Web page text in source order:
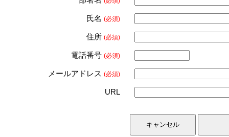
氏名 (必須)
住所 (必須)
電話番号 (必須)
メールアドレス (必須)
URL